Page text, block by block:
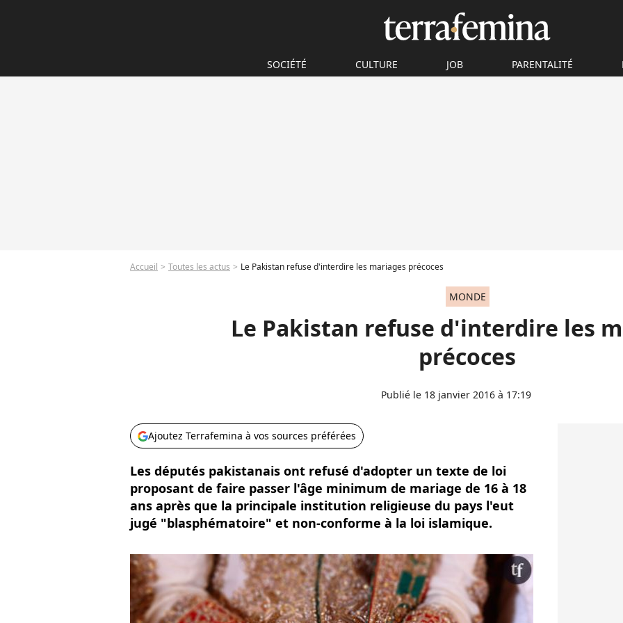
SOCIÉTÉ CULTURE JOB PARENTALITÉ
Accueil Toutes les actus Le Pakistan refuse d'interdire les mariages précoces
MONDE
Le Pakistan refuse d'interdire les
précoces
Publié le 18 janvier 2016 à 17:19
Ajoutez Terrafemina à vos sources préférées
Les députés pakistanais ont refusé d'adopter un texte de loi
proposant de faire passer l'âge minimum de mariage de 16 à 18
ans après que la principale institution religieuse du pays l'eut
jugé "blasphématoire" et non-conforme à la loi islamique.